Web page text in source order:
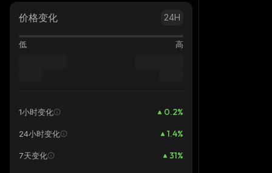
价格变化 24H
低 高
1小时变化 0.2%
24小时变化 1.4%
7天变化 31%